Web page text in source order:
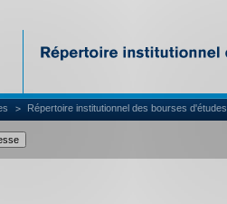
Répertoire institutionnel des bourses d'études